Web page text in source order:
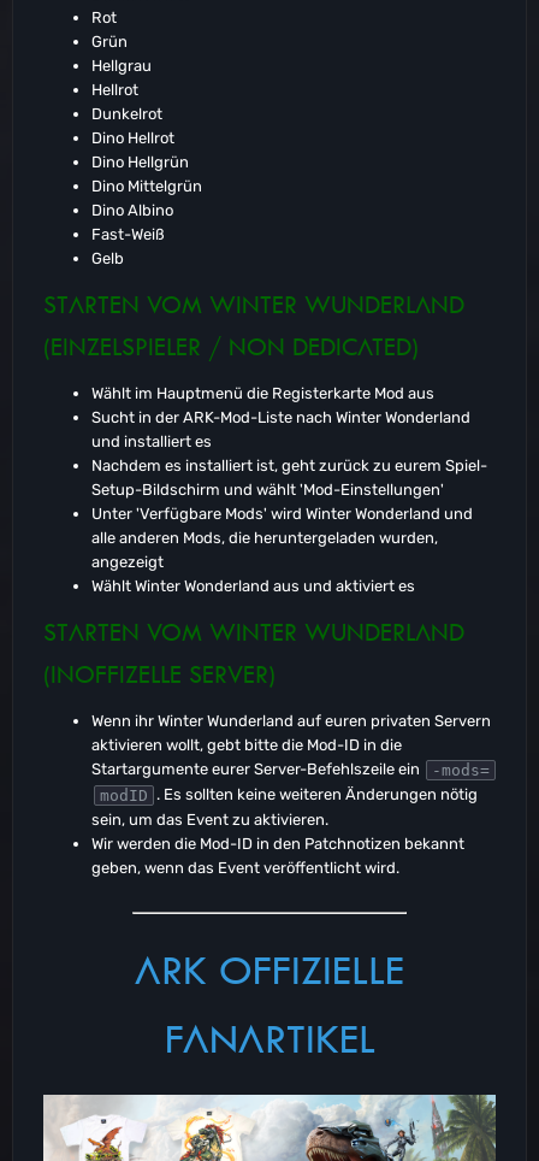
Rot
Grün
Hellgrau
Hellrot
Dunkelrot
Dino Hellrot
Dino Hellgrün
Dino Mittelgrün
Dino Albino
Fast-Weiß
Gelb
STARTEN VOM WINTER WUNDERLAND
(EINZELSPIELER / NON DEDICATED)
Wählt im Hauptmenü die Registerkarte Mod aus
Sucht in der ARK-Mod-Liste nach Winter Wonderland
und installiert es
Nachdem es installiert ist, geht zurück zu eurem Spiel-
Setup-Bildschirm und wählt 'Mod-Einstellungen'
Unter 'Verfügbare Mods' wird Winter Wonderland und
alle anderen Mods, die heruntergeladen wurden,
angezeigt
Wählt Winter Wonderland aus und aktiviert es
STARTEN VOM WINTER WUNDERLAND
(INOFFIZELLE SERVER)
Wenn ihr Winter Wunderland auf euren privaten Servern
aktivieren wollt, gebt bitte die Mod-ID in die
Startargumente eurer Server-Befehlszeile ein
-mods=
modID . Es sollten keine weiteren Änderungen nötig
sein, um das Event zu aktivieren.
Wir werden die Mod-ID in den Patchnotizen bekannt
geben, wenn das Event veröffentlicht wird.
ARK OFFIZIELLE
FANARTIKEL